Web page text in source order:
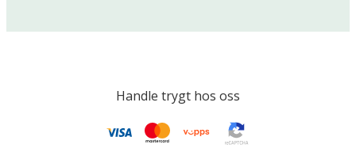
Handle trygt hos oss